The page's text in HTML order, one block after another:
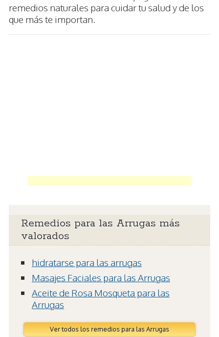
remedios naturales para cuidar tu salud y de los
que más te importan.
Remedios para las Arrugas más
valorados
hidratarse para las arrugas
Masajes Faciales para las Arrugas
Aceite de Rosa Mosqueta para las
Arrugas
Ver todos los remedios para las Arrugas